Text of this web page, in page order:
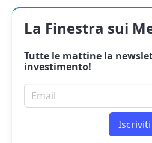
La Finestra sui
Tutte le mattine la
investimento!
Email per newsletter
Iscriviti